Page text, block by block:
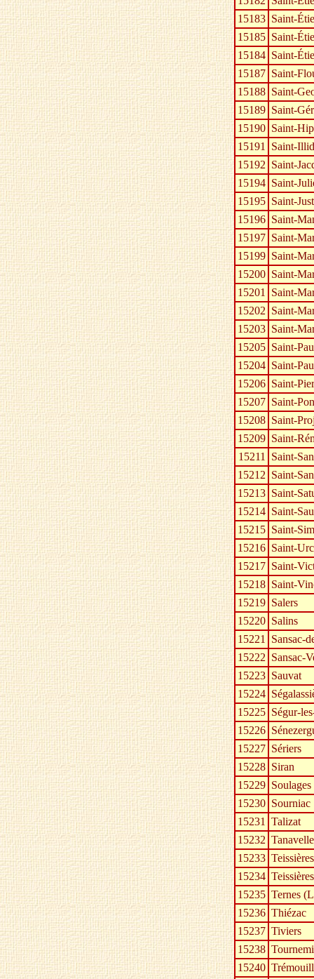
15183 Saint-
15185 Saint-
15184 Saint-
15187 Saint-
15188 Saint-
15189 Saint-
15190 Saint-
15191 Saint-
15192 Saint-
15194 Saint-
15195 Saint-Just
15196 Saint-
15197 Saint-
15199 Saint-
15200 Saint-
15201 Saint-
15202 Saint-
15203 Saint-
15205 Saint-
15204 Saint-
15206 Saint-
15207 Saint-
15208 Saint-
15209 Saint-
15211 Saint-
15212 Saint-
15213 Saint-
15214 Saint-
15215 Saint-
15216 Saint-
15217 Saint-
15218 Saint-
15219 Salers
15220 Salins
15221 Sansac-
15222 Sansac-
15223 Sauvat
15224
15225 Ségur-
15226
15227 Sériers
15228 Siran
15229 Soulages
15230 Sourniac
15231 Talizat
15232 Tanavelle
15233
15234
15235 Ternes
15236 Thiézac
15237 Tiviers
15238
15240